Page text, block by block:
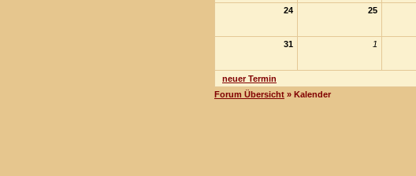
24 25
31 1
neuer Termin
Forum Übersicht » Kalender